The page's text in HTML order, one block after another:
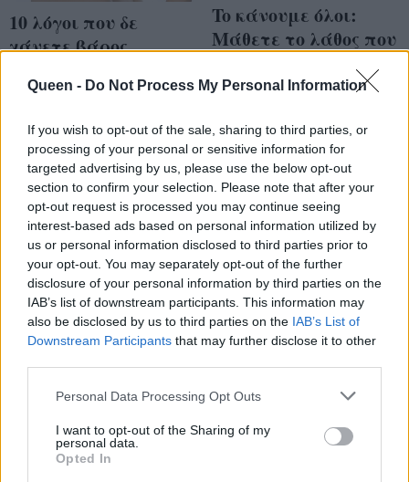
Queen - Do Not Process My Personal Information
If you wish to opt-out of the sale, sharing to third parties, or
processing of your personal or sensitive information for
targeted advertising by us, please use the below opt-out
section to confirm your selection. Please note that after your
opt-out request is processed you may continue seeing
interest-based ads based on personal information utilized by
us or personal information disclosed to third parties prior to
your opt-out. You may separately opt-out of the further
disclosure of your personal information by third parties on the
IAB’s list of downstream participants. This information may
also be disclosed by us to third parties on the IAB’s List of
Downstream Participants that may further disclose it to other
Personal Data Processing Opt Outs
I want to opt-out of the Sharing of my
personal data.
Opted In
10 λόγοι που δε
χάνετε βάρος,
προσέχετε τη
To κάνουμε όλοι:
Μάθετε το λάθος που
μας… παχαίνει!